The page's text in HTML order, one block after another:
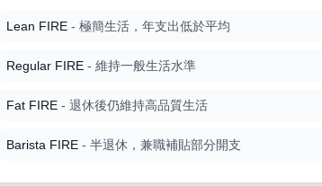
Lean FIRE - 極簡生活，年支出低於平均
Regular FIRE - 維持一般生活水準
Fat FIRE - 退休後仍維持高品質生活
Barista FIRE - 半退休，兼職補貼部分開支